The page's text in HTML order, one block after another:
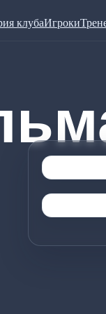
клубаИгроки